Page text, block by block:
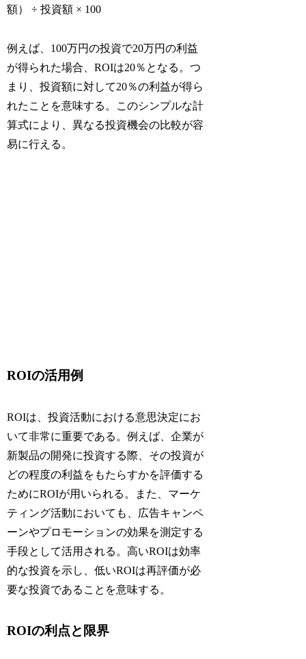
額） ÷ 投資額 × 100
例えば、100万円の投資で20万円の利益
が得られた場合、ROIは20％となる。つ
まり、投資額に対して20％の利益が得ら
れたことを意味する。このシンプルな計
算式により、異なる投資機会の比較が容
易に行える。
ROIの活用例
ROIは、投資活動における意思決定にお
いて非常に重要である。例えば、企業が
新製品の開発に投資する際、その投資が
どの程度の利益をもたらすかを評価する
ためにROIが用いられる。また、マーケ
ティング活動においても、広告キャンペ
ーンやプロモーションの効果を測定する
手段として活用される。高いROIは効率
的な投資を示し、低いROIは再評価が必
要な投資であることを意味する。
ROIの利点と限界